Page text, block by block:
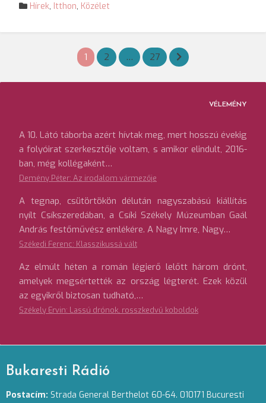
Hírek, Itthon, Közélet
Bejegyzések
lapozása
1 2 … 27
VÉLEMÉNY
A 10. Látó táborba azért hívtak meg, mert hosszú évekig
a folyóirat szerkesztője voltam, s amikor elindult, 2016-
ban, még kollégaként…
Demény Péter: Az irodalom vármezője
A tegnap, csütörtökön délután nagyszabású kiállítás
nyílt Csíkszeredában, a Csíki Székely Múzeumban Gaál
András festőművész emlékére. A Nagy Imre, Nagy…
Székedi Ferenc: Klasszikussá vált
Az elmúlt héten a román légierő lelőtt három drónt,
amelyek megsértették az ország légterét. Ezek közül
az egyikről biztosan tudható,…
Székely Ervin: Lassú drónok, rosszkedvű koboldok
Bukaresti Rádió
Postacím: Strada General Berthelot 60-64. 010171 Bucuresti